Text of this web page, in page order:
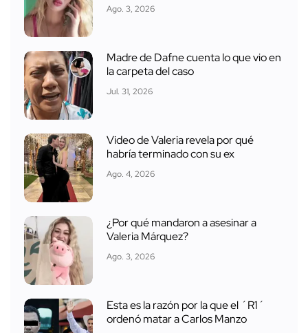
Ago. 3, 2026
Madre de Dafne cuenta lo que vio en
la carpeta del caso
Jul. 31, 2026
Video de Valeria revela por qué
habría terminado con su ex
Ago. 4, 2026
¿Por qué mandaron a asesinar a
Valeria Márquez?
Ago. 3, 2026
Esta es la razón por la que el ´R1´
ordenó matar a Carlos Manzo